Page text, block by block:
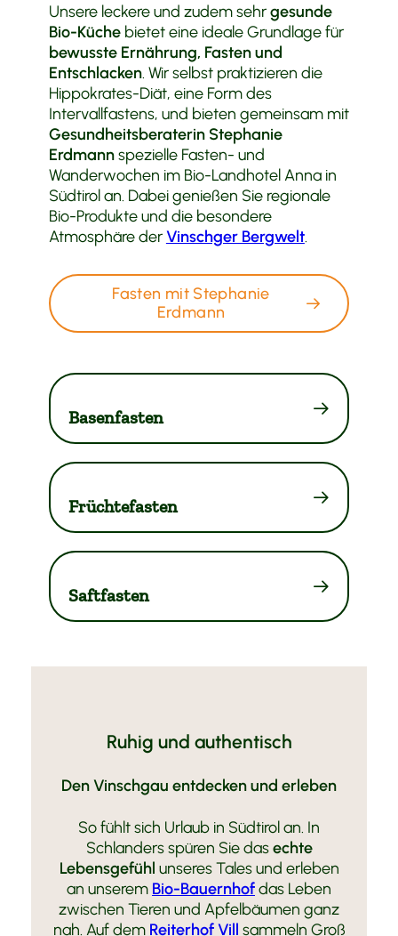
Unsere leckere und zudem sehrgesunde
Bio-Küchebietet eine ideale Grundlage für
bewusste Ernährung, Fasten und
Entschlacken. Wir selbst praktizieren die
Hippokrates-Diät, eine Form des
Intervallfastens, und bieten gemeinsam mit
Gesundheitsberaterin Stephanie
Erdmannspezielle Fasten- und
Wanderwochen im Bio-Landhotel Anna in
Südtirol an. Dabei genießen Sie regionale
Bio-Produkte und die besondere
Atmosphäre derVinschger Bergwelt.
Fasten mit Stephanie
Erdmann
Basenfasten
Früchtefasten
Saftfasten
Ruhig und authentisch
Den Vinschgau entdecken und erleben
So fühlt sich Urlaub in Südtirol an. In
Schlanders spüren Sie dasechte
Lebensgefühl unseres Tales und erleben
an unserem Bio-Bauernhofdas Leben
zwischen Tieren und Apfelbäumen ganz
nah. Auf dem Reiterhof Vill sammeln Groß